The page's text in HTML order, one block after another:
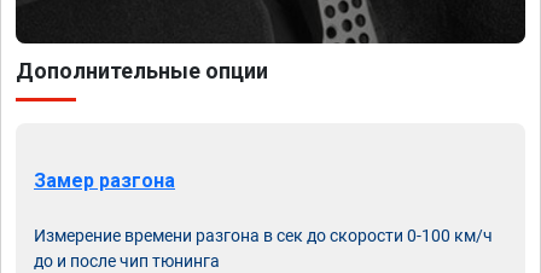
Дополнительные опции
Замер разгона
Измерение времени разгона в сек до скорости 0-100 км/ч
до и после чип тюнинга